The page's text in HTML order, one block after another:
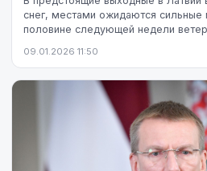
снег, местами ожидаются сильные
половине следующей недели ветер
09.01.2026 11:50